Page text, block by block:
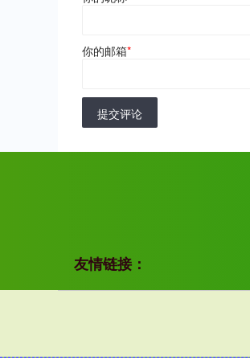
你的邮箱*
提交评论
友情链接：